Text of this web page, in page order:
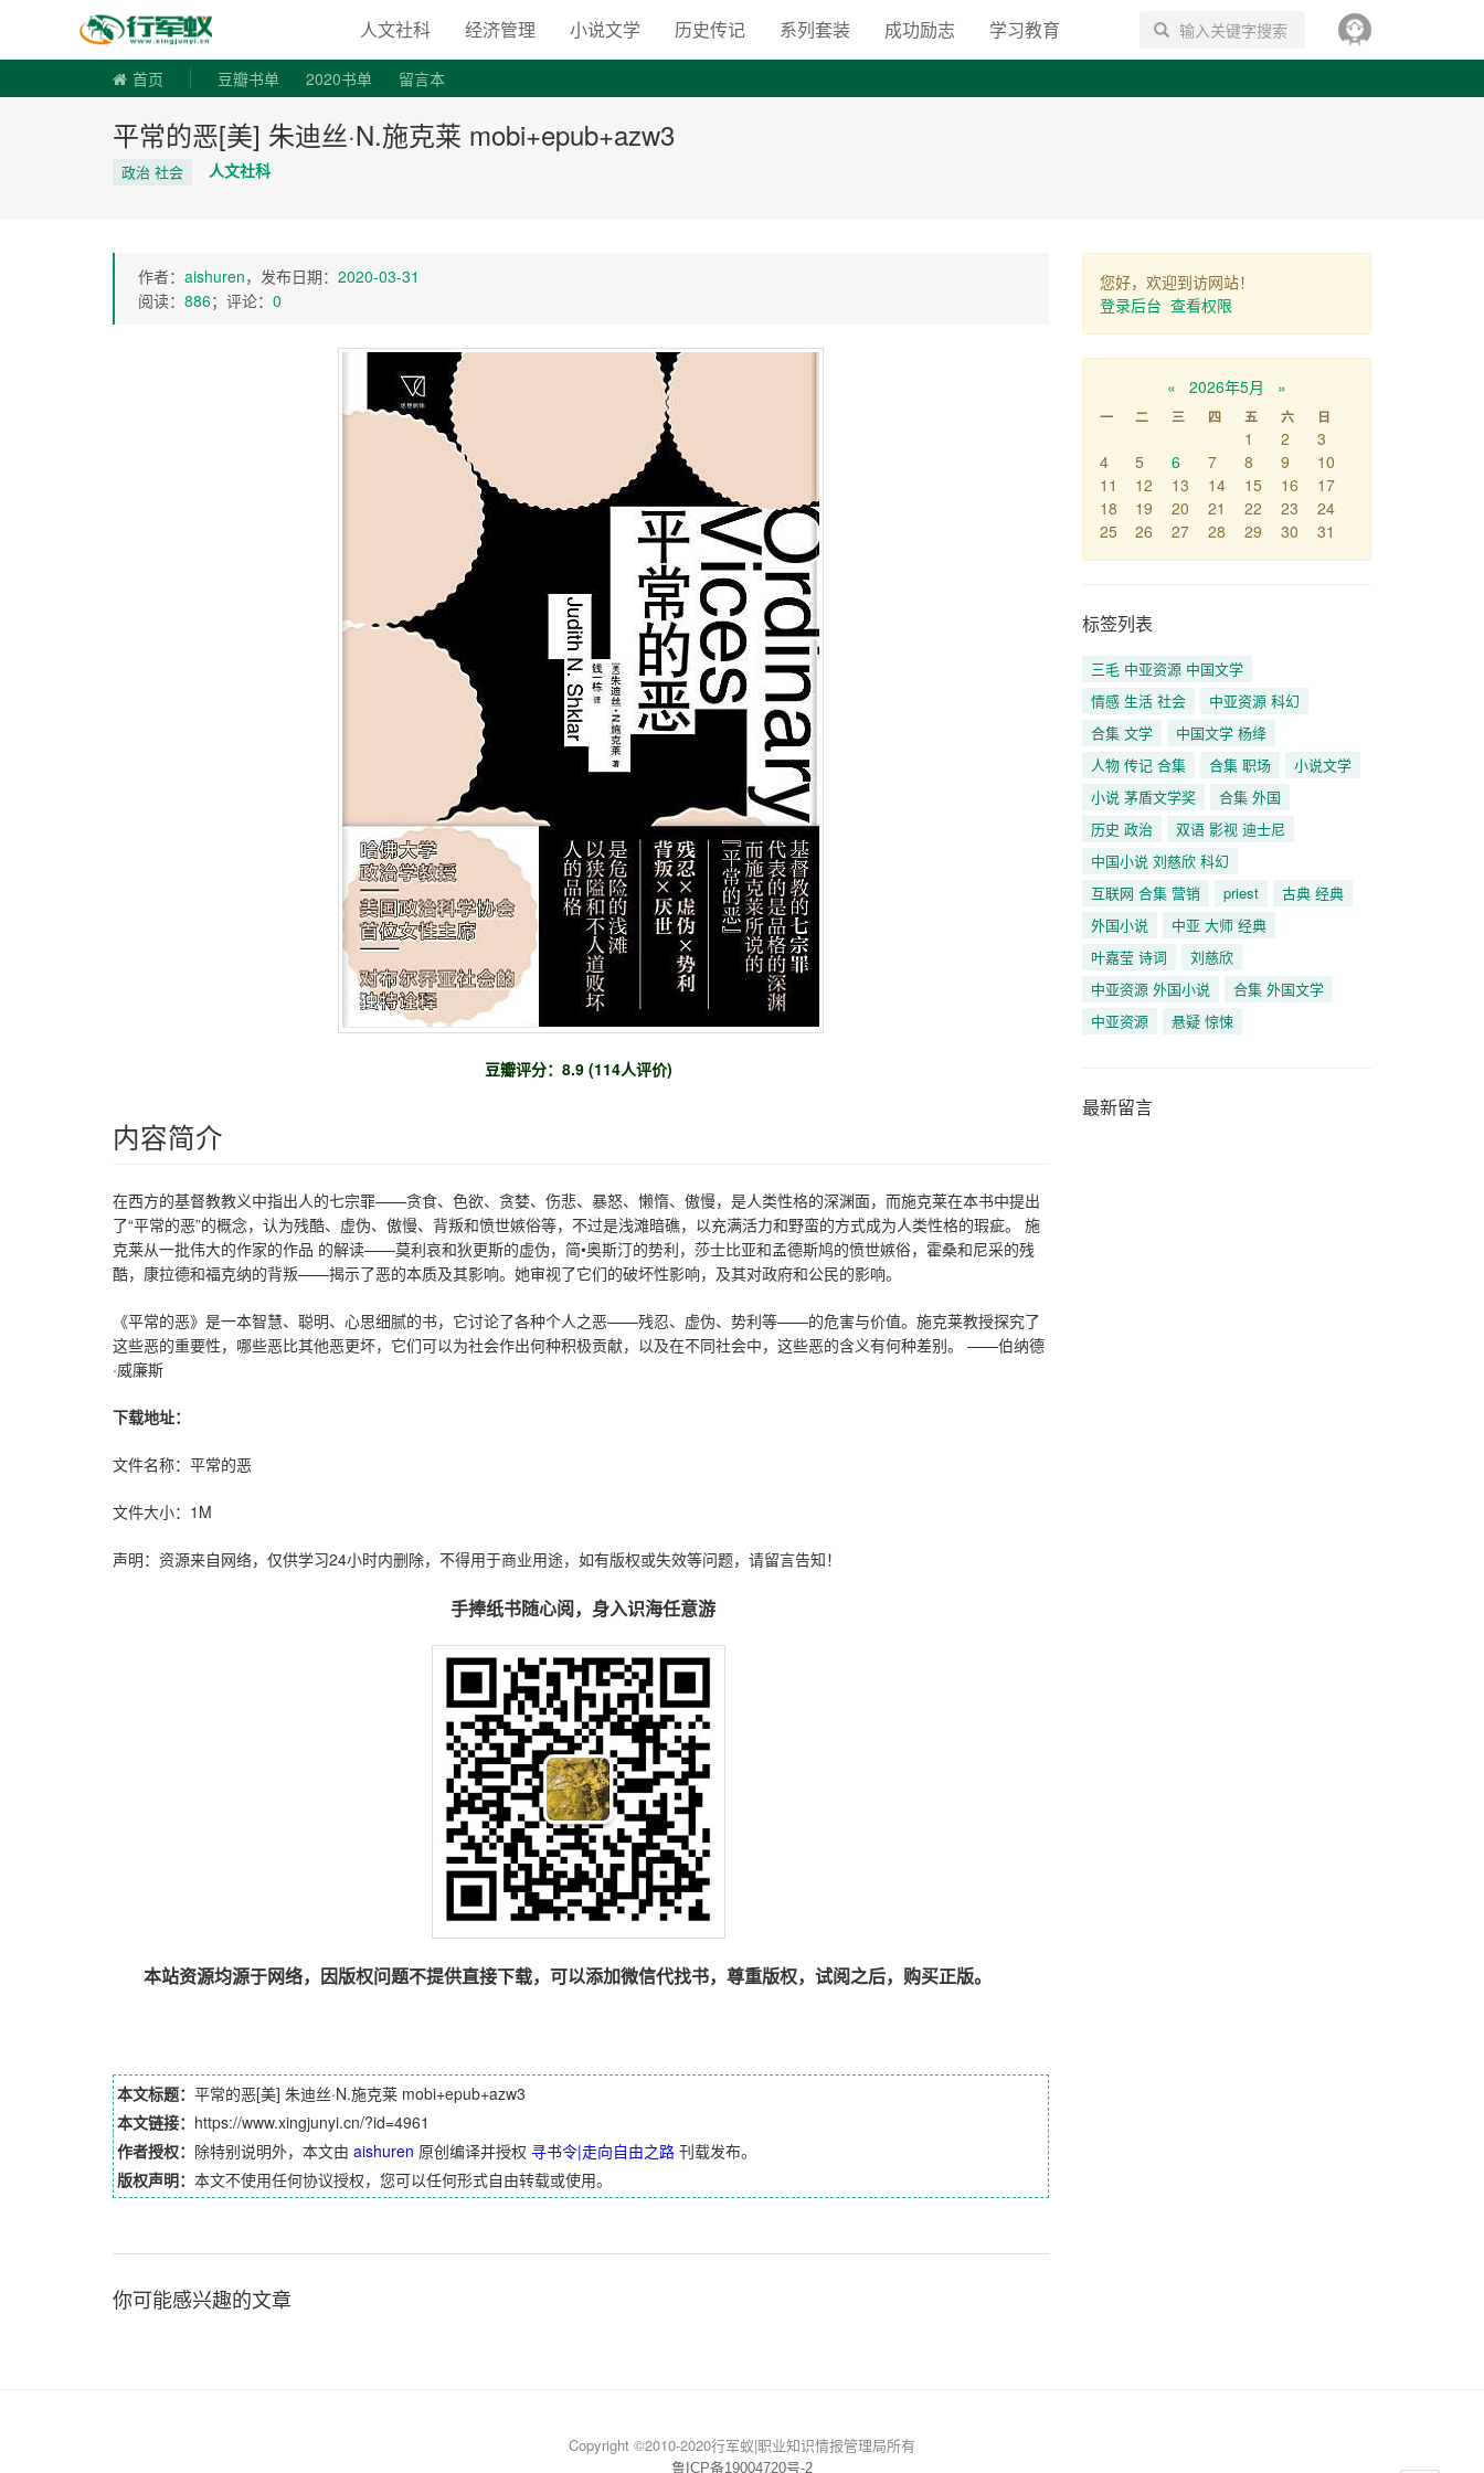
寻书令|走向自由之路
人文社科 经济管理 小说文学 历史传记 系列套装 成功励志 学习教育 搜索
首页 豆瓣书单 2020书单 留言本
平常的恶[美] 朱迪丝·N.施克莱 mobi+epub+azw3
政治 社会 人文社科
作者： aishuren，发布日期： 2020-03-31
阅读： 886；评论： 0
豆瓣评分：8.9 (114人评价)
内容简介
在西方的基督教教义中指出人的七宗罪——贪食、色欲、贪婪、伤悲、暴怒、懒惰、傲慢，是人类性格的深渊面，而施克莱在本书中提出
了“平常的恶”的概念，认为残酷、虚伪、傲慢、背叛和愤世嫉俗等，不过是浅滩暗礁，以充满活力和野蛮的方式成为人类性格的瑕疵。 施
克莱从一批伟大的作家的作品 的解读——莫利哀和狄更斯的虚伪，简•奥斯汀的势利，莎士比亚和孟德斯鸠的愤世嫉俗，霍桑和尼采的残
酷，康拉德和福克纳的背叛——揭示了恶的本质及其影响。她审视了它们的破坏性影响，及其对政府和公民的影响。
《平常的恶》是一本智慧、聪明、心思细腻的书，它讨论了各种个人之恶——残忍、虚伪、势利等——的危害与价值。施克莱教授探究了
这些恶的重要性，哪些恶比其他恶更坏，它们可以为社会作出何种积极贡献，以及在不同社会中，这些恶的含义有何种差别。 ——伯纳德
·威廉斯
下载地址：
文件名称：平常的恶
文件大小：1M
声明：资源来自网络，仅供学习24小时内删除，不得用于商业用途，如有版权或失效等问题，请留言告知！
手捧纸书随心阅，身入识海任意游
本站资源均源于网络，因版权问题不提供直接下载，可以添加微信代找书，尊重版权，试阅之后，购买正版。
本文标题： 平常的恶[美] 朱迪丝·N.施克莱 mobi+epub+azw3
本文链接： https://www.xingjunyi.cn/?id=4961
作者授权： 除特别说明外，本文由 aishuren 原创编译并授权 寻书令|走向自由之路 刊载发布。
版权声明： 本文不使用任何协议授权，您可以任何形式自由转载或使用。
你可能感兴趣的文章
您好，欢迎到访网站！
登录后台 查看权限
« 2026年5月 »
一 二 三 四 五 六 日
1 2
3
4
5 6 7 8 9
10
11
12 13 14 15 16
17
18
19 20 21 22 23
24
25
26 27 28 29 30 31
标签列表
三毛 中亚资源 中国文学
情感 生活 社会
中亚资源 科幻
合集 文学
中国文学 杨绛
人物 传记 合集
合集 职场
小说文学
小说 茅盾文学奖
合集 外国
历史 政治
双语 影视 迪士尼
中国小说 刘慈欣 科幻
互联网 合集 营销
priest
古典 经典
外国小说
中亚 大师 经典
叶嘉莹 诗词
刘慈欣
中亚资源 外国小说
合集 外国文学
中亚资源
悬疑 惊悚
最新留言
Copyright ©2010-2020行军蚁|职业知识情报管理局所有
鲁ICP备19004720号-2